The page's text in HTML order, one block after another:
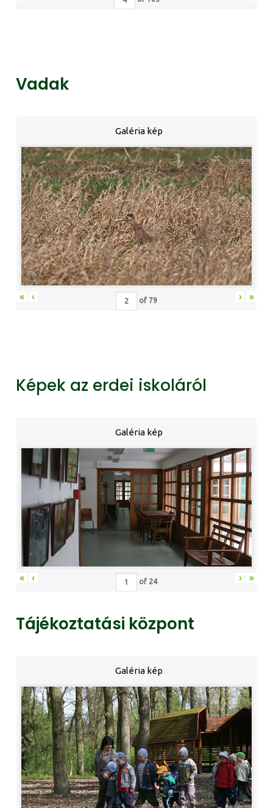
Vadak
Galéria kép
« ‹ of 79 › »
Képek az erdei iskoláról
Galéria kép
« ‹ of 24 › »
Tájékoztatási központ
Galéria kép